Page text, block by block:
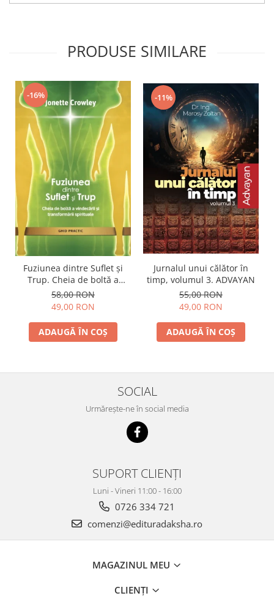
PRODUSE SIMILARE
-16%
Fuziunea dintre Suflet și
Trup. Cheia de boltă a
vindecării și transformării
spirituale
58,00 RON
49,00 RON
ADAUGĂ ÎN COȘ
-11%
Jurnalul unui călător în
timp, volumul 3. ADVAYAN
55,00 RON
49,00 RON
ADAUGĂ ÎN COȘ
SOCIAL
Urmărește-ne în social media
SUPORT CLIENȚI
Luni - Vineri 11:00 - 16:00
0726 334 721
comenzi@edituradaksha.ro
MAGAZINUL MEU
CLIENȚI